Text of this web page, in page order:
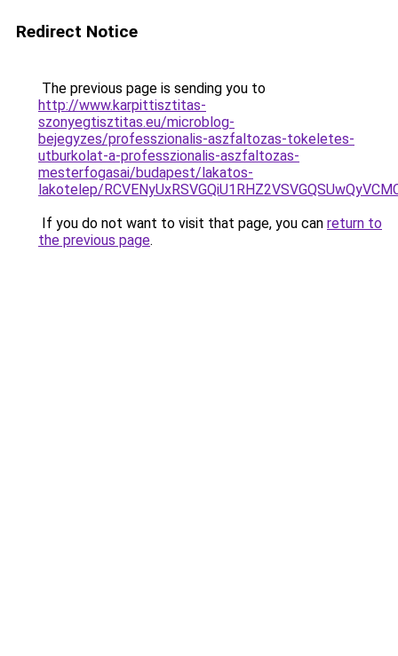
Redirect Notice
The previous page is sending you to
http://www.karpittisztitas-
szonyegtisztitas.eu/microblog-
bejegyzes/professzionalis-aszfaltozas-tokeletes-
utburkolat-a-professzionalis-aszfaltozas-
mesterfogasai/budapest/lakatos-
lakotelep/
If you do not want to visit that page, you can return to
the previous page.